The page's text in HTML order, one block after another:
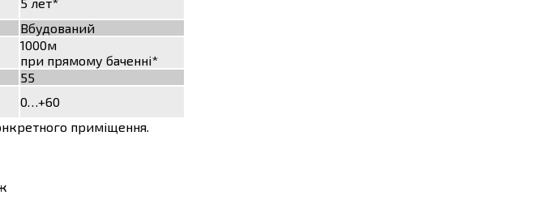
Вбудований
1000м
при прямому баченні*
55
0…+60
приміщення.